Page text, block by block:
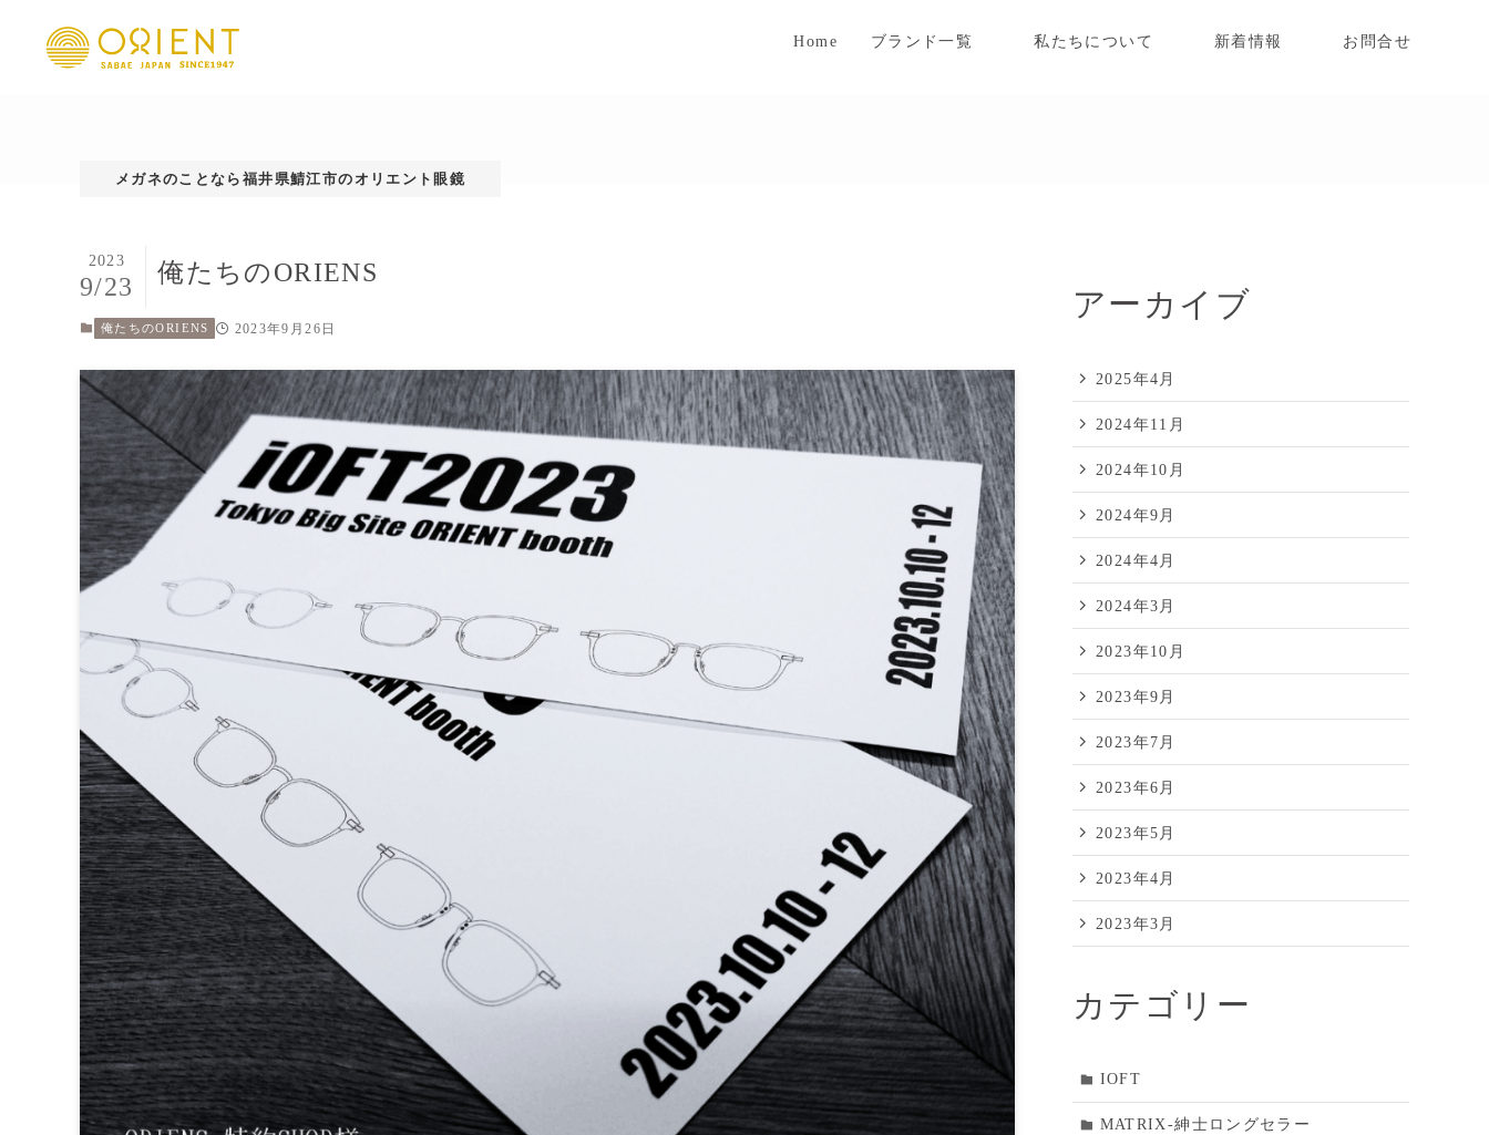
Home ブランド一覧 私たちについて 新着情報 お問合せ
メガネのことなら福井県鯖江市のオリエント眼鏡
俺たちのORIENS
2023
9/23
俺たちのORIENS 2023年9月26日
アーカイブ
2025年4月
2024年11月
2024年10月
2024年9月
2024年4月
2024年3月
2023年10月
2023年9月
2023年7月
2023年6月
2023年5月
2023年4月
2023年3月
カテゴリー
IOFT
MATRIX‐紳士ロングセラー